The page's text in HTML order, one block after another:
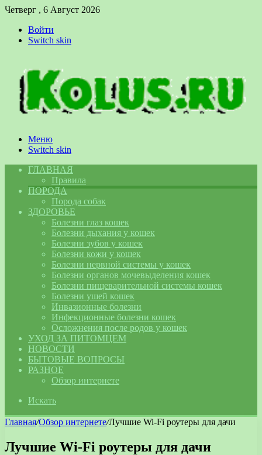
Четверг , 6 Август 2026
Войти
Switch skin
Меню
Switch skin
ГЛАВНАЯ
Правила
ПОРОДА
Порода собак
ЗДОРОВЬЕ
Болезни глаз кошек
Болезни дыхания у кошек
Болезни зубов у кошек
Болезни кожи у кошек
Болезни нервной системы у кошек
Болезни органов мочевыделения кошек
Болезни пищеварительной системы кошек
Болезни ушей кошек
Инвазионные болезни
Инфекционные болезни кошек
Осложнения после родов у кошек
УХОД ЗА ПИТОМЦЕМ
НОВОСТИ
БЫТОВЫЕ ВОПРОСЫ
РАЗНОЕ
Обзор интернете
Искать
Главная/Обзор интернете/Лучшие Wi-Fi роутеры для дачи
Лучшие Wi-Fi роутеры для дачи